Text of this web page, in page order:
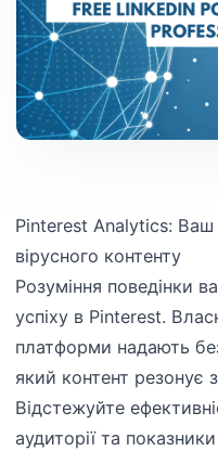
Pinterest Analytics: Ваш
вірусного контенту
Розуміння поведінки
успіху в Pinterest.
платформи надають
який контент резонує
Відстежуйте
аудиторії та